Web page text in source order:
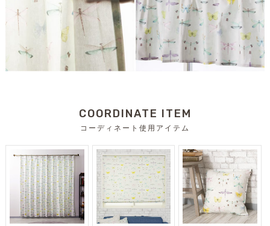
COORDINATE ITEM
コーディネート使用アイテム